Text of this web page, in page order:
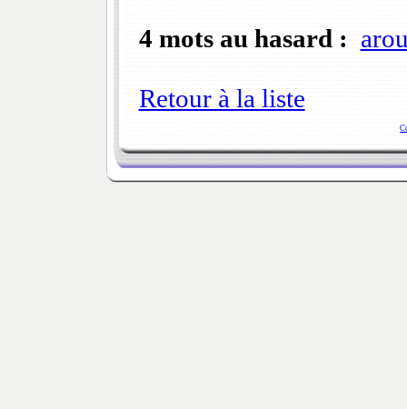
4 mots au hasard :
Retour à la liste